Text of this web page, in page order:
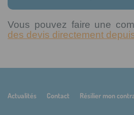
Vous pouvez faire une
des devis directement
Actualités Contact Résilier mon